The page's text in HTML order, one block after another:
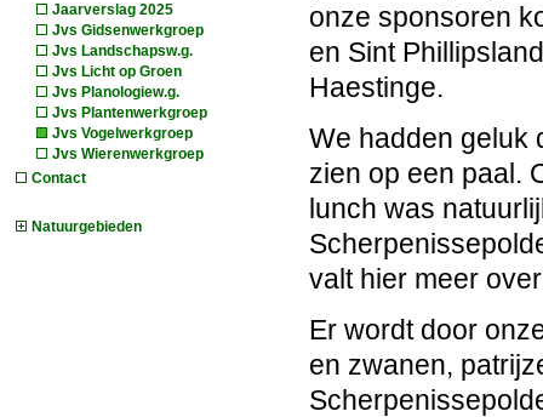
Jaarverslag 2025
Jvs Gidsenwerkgroep
Jvs Landschapsw.g.
Jvs Licht op Groen
Jvs Planologiew.g.
Jvs Plantenwerkgroep
Jvs Vogelwerkgroep
Jvs Wierenwerkgroep
Contact
Natuurgebieden
onze sponsoren
en Sint
Haestinge.
We hadden geluk
zien op een paal.
lunch was
valt hier meer
Er wordt door
en zwanen,